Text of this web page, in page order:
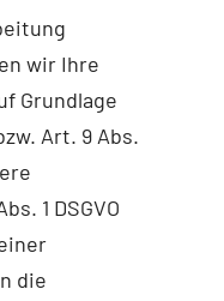
wir Ihre
Grundlage
Art. 9 Abs.
1 DSGVO
die